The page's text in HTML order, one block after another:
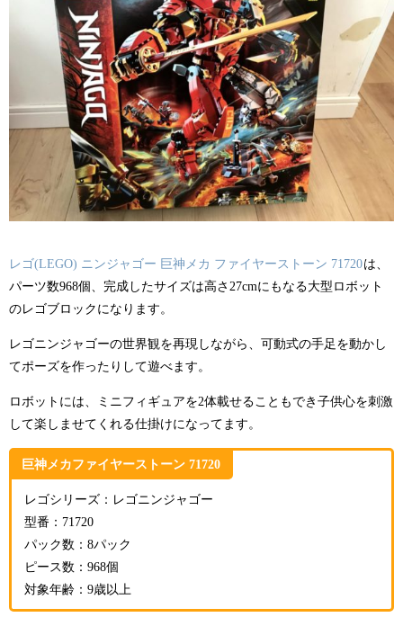
レゴ(LEGO) ニンジャゴー 巨神メカ ファイヤーストーン 71720は、
パーツ数968個、完成したサイズは高さ27cmにもなる大型ロボット
のレゴブロックになります。
レゴニンジャゴーの世界観を再現しながら、可動式の手足を動かし
てポーズを作ったりして遊べます。
ロボットには、ミニフィギュアを2体載せることもでき子供心を刺激
して楽しませてくれる仕掛けになってます。
巨神メカファイヤーストーン 71720
レゴシリーズ：レゴニンジャゴー
型番：71720
パック数：8パック
ピース数：968個
対象年齢：9歳以上